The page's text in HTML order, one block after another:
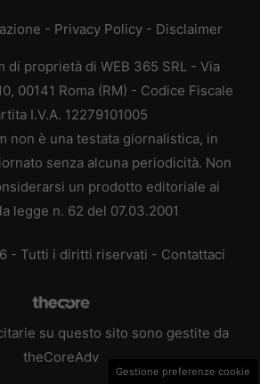
- Privacy Policy - Disclaimer
di proprietà di WEB 365 SRL - Via
00141 Roma (RM) - Codice Fiscale
I.V.A. 12279101005
non è una testata giornalistica, in
senza alcuna periodicità. Non
un prodotto editoriale ai
legge n. 62 del 07.03.2001
- Tutti i diritti riservati - Contattaci
su questo sito sono gestite da
theCoreAdv
Gestione preferenze cookie